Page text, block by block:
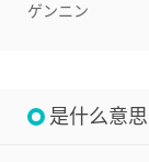
ゲンニン
是什么意思